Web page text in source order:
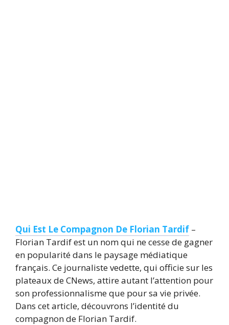
Qui Est Le Compagnon De Florian Tardif –
Florian Tardif est un nom qui ne cesse de gagner
en popularité dans le paysage médiatique
français. Ce journaliste vedette, qui officie sur les
plateaux de CNews, attire autant l’attention pour
son professionnalisme que pour sa vie privée.
Dans cet article, découvrons l’identité du
compagnon de Florian Tardif.